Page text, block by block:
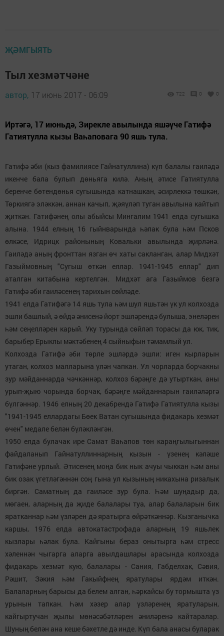
ҖӘМГЫЯТЬ
Тыл хезмәтчәне
автор, 17 июнь 2017 - 06:09 722 0 0
Иртәгә, 17 июньдә, Зирекле авылында яшәүче Гатифә
Гатиятулла кызы Ваһаповага 90 яшь тула.
Гатифә әби (кыз фамилиясе Гайнатуллина) күп балалы гаиләдә
икенче бала булып дөньяга килә. Аның әтисе Гатиятулла
беренче бөтендөнья сугышында катнашкан, әсирлеккә төшкән,
Төркиягә эләккән, аннан качып, җәяүләп туган авылына кайтып
җиткән. Гатифәнең олы абыйсы Мингалим 1941 елда сугышка
алына. 1944 елның 16 гыйнварында һәлак була һәм Псков
өлкәсе, Идрицк районының Ковальки авылында җирләнә.
Гаиләдә аның фронттан язган өч хаты сакланган, алар Мидхәт
Газыймовның "Сугыш өткән еллар. 1941-1945 еллар" дип
аталган китабына кертелгән. Мидхәт ага Газыймов безгә
Гатифә әби гаиләсенең тарихын сөйләде.
1941 елда Гатифәгә 14 яшь тула һәм шул яшьтән үк ул колхозда
эшли башлый, ә өйдә әнисенә йорт эшләрендә булыша, энеләрен
һәм сеңелләрен карый. Уку турында сөйләп торасы да юк, тик,
барыбер Ерыклы мәктәбенең 4 сыйныфын тәмамлый ул.
Колхозда Гатифә әби төрле эшләрдә эшли: иген кырларын
утаган, колхоз малларына үлән чапкан. Ул чорларда борчакны
зур мәйданнарда чәчкәннәр, колхоз бәрәңге дә утырткан, аны
урып-җыю чорында борчак, бәрәңге мәйданнарын гаиләләргә
бүлгәннәр. 1946 елның 20 декабрендә Гатифә Гатиятулла кызы
"1941-1945 еллардагы Бөек Ватан сугышында фидакарь хезмәт
өчен" медале белән бүләкләнгән.
1950 елда булачак ире Самат Ваһапов төн караңгылыгыннан
файдаланып Гайнатуллиннарның кызын - үзенең кәләше
Гатифәне урлый. Әтисенең моңа бик нык ачуы чыккан һәм аны
бик озак үгетләгәннән соң гына ул кызының никахына ризалык
биргән. Саматның да гаиләсе зур була. Һәм шуңадыр да,
мөгаен, аларның да җиде балалары туа, алар балаларын бик
яратканнар һәм үзләрен дә яратырга өйрәткәннәр. Кызганычка
каршы, 1976 елда автокатастрофада аларның 19 яшьлек
кызлары һәлак була. Кайгыны бераз онытырга һәм стресс
хәленнән чыгарга аларга авылдашлары арасында колхозда
фидакарь хезмәт кую, балалары - Сания, Габделхак, Сәвия,
Рәшит, Зәкия һәм Гакыйфнең яратулары ярдәм иткән.
Балаларның барысы да белем алган, һәркайсы бу тормышта үз
урынын тапкан. Һәм хәзер алар үзләренең яратуларын,
кайгыртучан җылы мөнәсәбәтләрен әниләренә кайтаралар.
Шуның белән ана кеше бәхетле дә инде. Күп бала анасы буларак